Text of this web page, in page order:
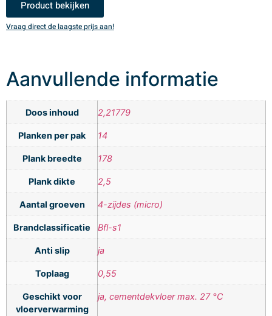
Product bekijken
Vraag direct de laagste prijs aan!
Aanvullende informatie
Doos inhoud 2,21779
Planken per pak 14
Plank breedte 178
Plank dikte 2,5
Aantal groeven 4-zijdes (micro)
Brandclassificatie Bfl-s1
Anti slip ja
Toplaag 0,55
Geschikt voor
vloerverwarming
ja, cementdekvloer max. 27 °C